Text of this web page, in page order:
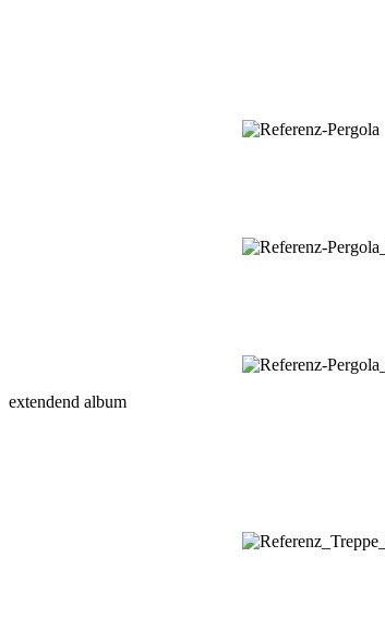
extendend album